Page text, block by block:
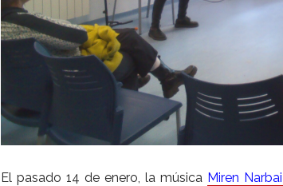
El pasado 14 de enero, la música Miren